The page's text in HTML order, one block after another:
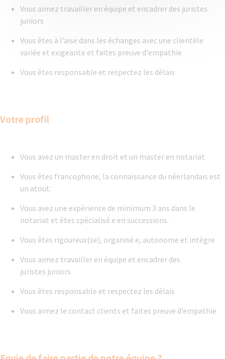
Vous aimez travailler en équipe et encadrer des juristes
juniors
Vous êtes à l’aise dans les échanges avec une clientèle
variée et exigeante et faites preuve d'empathie
Vous êtes responsable et respectez les délais
Votre profil
Vous avez un master en droit et un master en notariat
Vous êtes francophone, la connaissance du néerlandais est
un atout.
Vous avez une expérience de minimum 3 ans dans le
notariat et êtes spécialisé.e en successions.
Vous êtes rigoureux(se), organisé.e, autonome et intègre
Vous aimez travailler en équipe et encadrer des
juristes juniors
Vous êtes responsable et respectez les délais
Vous aimez le contact clients et faites preuve d’empathie